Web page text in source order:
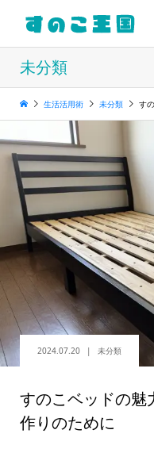
未分類
生活活用術 未分類 す
2024.07.20 未分類
すのこベッドの魅
作りのために